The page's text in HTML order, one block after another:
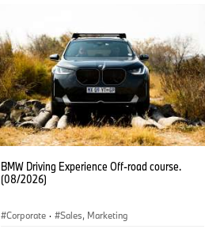
BMW Driving Experience Off-road course.
(08/2026)
Corporate · Sales, Marketing